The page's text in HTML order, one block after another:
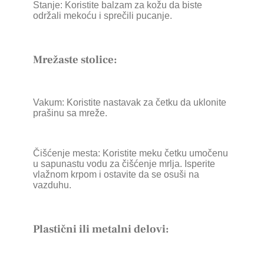
Stanje: Koristite balzam za kožu da biste
održali mekoću i sprečili pucanje.
Mrežaste stolice:
Vakum: Koristite nastavak za četku da uklonite
prašinu sa mreže.
Čišćenje mesta: Koristite meku četku umočenu
u sapunastu vodu za čišćenje mrlja. Isperite
vlažnom krpom i ostavite da se osuši na
vazduhu.
Plastični ili metalni delovi: